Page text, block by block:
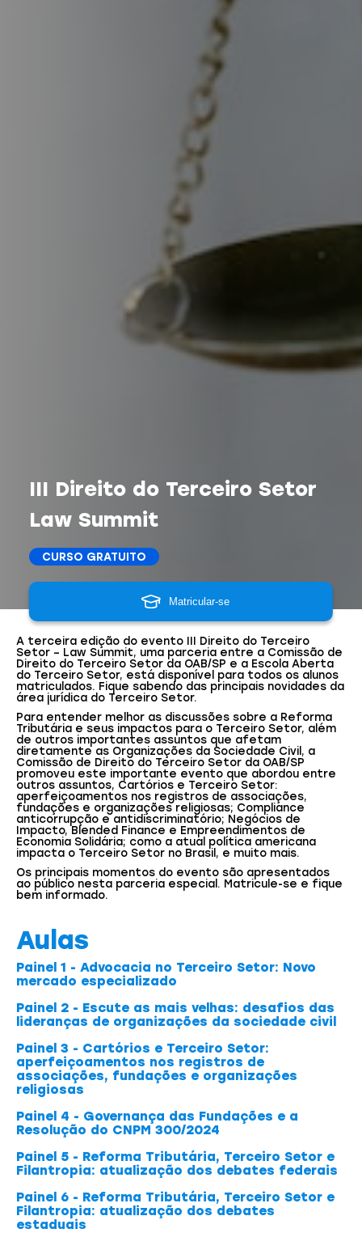
III Direito do Terceiro Setor
Law Summit
CURSO GRATUITO
Matricular-se
A terceira edição do evento III Direito do Terceiro
Setor – Law Summit, uma parceria entre a Comissão de
Direito do Terceiro Setor da OAB/SP e a Escola Aberta
do Terceiro Setor, está disponível para todos os alunos
matriculados. Fique sabendo das principais novidades da
área jurídica do Terceiro Setor.
Para entender melhor as discussões sobre a Reforma
Tributária e seus impactos para o Terceiro Setor, além
de outros importantes assuntos que afetam
diretamente as Organizações da Sociedade Civil, a
Comissão de Direito do Terceiro Setor da OAB/SP
promoveu este importante evento que abordou entre
outros assuntos, Cartórios e Terceiro Setor:
aperfeiçoamentos nos registros de associações,
fundações e organizações religiosas; Compliance
anticorrupção e antidiscriminatório; Negócios de
Impacto, Blended Finance e Empreendimentos de
Economia Solidária; como a atual política americana
impacta o Terceiro Setor no Brasil, e muito mais.
Os principais momentos do evento são apresentados
ao público nesta parceria especial. Matricule-se e fique
bem informado.
Aulas
Painel 1 - Advocacia no Terceiro Setor: Novo
mercado especializado
Painel 2 - Escute as mais velhas: desafios das
lideranças de organizações da sociedade civil
Painel 3 - Cartórios e Terceiro Setor:
aperfeiçoamentos nos registros de
associações, fundações e organizações
religiosas
Painel 4 - Governança das Fundações e a
Resolução do CNPM 300/2024
Painel 5 - Reforma Tributária, Terceiro Setor e
Filantropia: atualização dos debates federais
Painel 6 - Reforma Tributária, Terceiro Setor e
Filantropia: atualização dos debates
estaduais